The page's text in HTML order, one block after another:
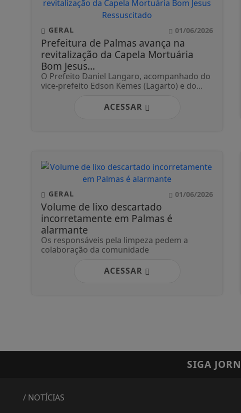
GERAL 01/06/2026
Prefeitura de Palmas avança na
revitalização da Capela Mortuária
Bom Jesus...
O Prefeito Daniel Langaro, acompanhado do
vice-prefeito Edson Kemes (Lagarto) e do...
ACESSAR
GERAL 01/06/2026
Volume de lixo descartado
incorretamente em Palmas é
alarmante
Os responsáveis pela limpeza pedem a
colaboração da comunidade
ACESSAR
SIGA
/ NOTÍCIAS